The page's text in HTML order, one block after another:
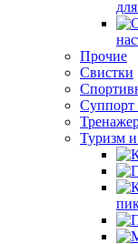
Прочие
Свистки
Суппорт
Туризм